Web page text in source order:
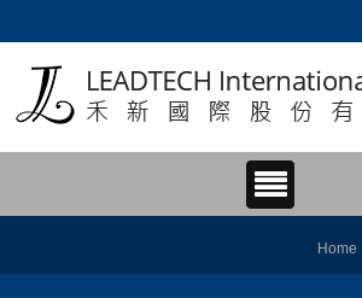
Home